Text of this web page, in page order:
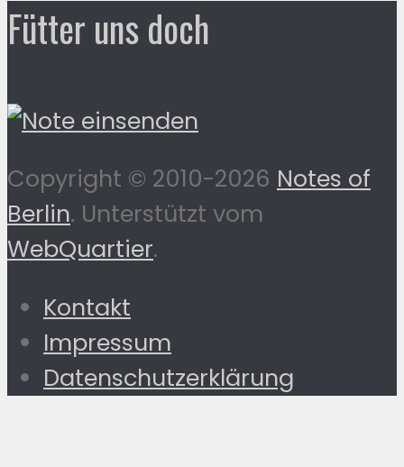
Fütter uns doch
Copyright © 2010-2026 Notes of
Berlin. Unterstützt vom
WebQuartier.
Kontakt
Impressum
Datenschutzerklärung